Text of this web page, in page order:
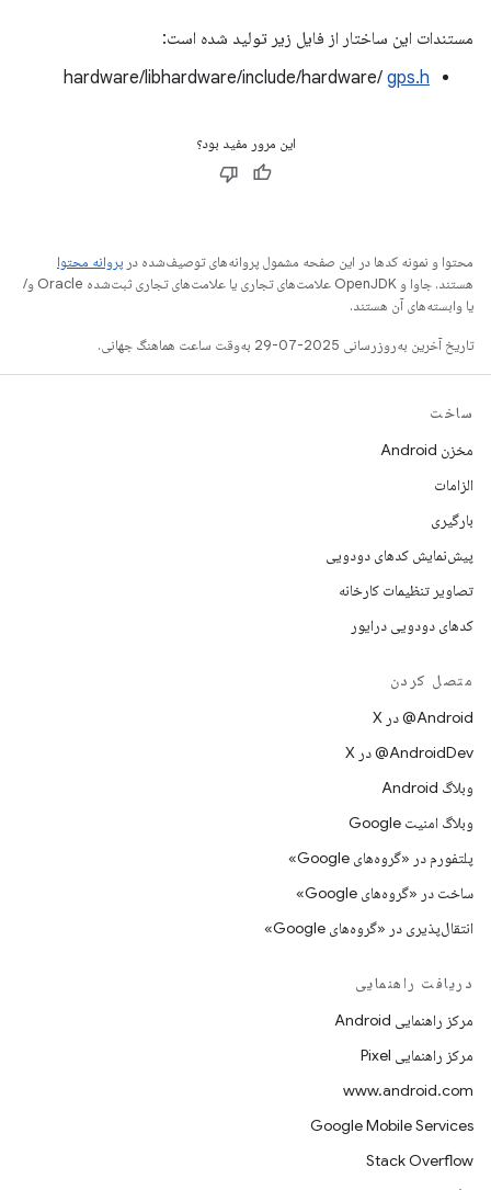
مستندات این ساختار از فایل زیر تولید شده است:
hardware/libhardware/include/hardware/ gps.h
این مرور مفید بود؟
محتوا و نمونه کدها در این صفحه مشمول پروانه‌های توصیف‌شده در پروانه محتوا
هستند. جاوا و OpenJDK علامت‌های تجاری یا علامت‌های تجاری ثبت‌شده Oracle و/
یا وابسته‌های آن هستند.
تاریخ آخرین به‌روزرسانی 2025-07-29 به‌وقت ساعت هماهنگ جهانی.
ساخت
مخزن Android
الزامات
بارگیری
پیش‌نمایش کدهای دودویی
تصاویر تنظیمات کارخانه
کدهای دودویی درایور
متصل کردن
‫‎@Android در X
‫‎@AndroidDev در X
وبلاگ Android
وبلاگ امنیت Google
پلتفورم در «گروه‌های Google»
ساخت در «گروه‌های Google»
انتقال‌پذیری در «گروه‌های Google»
دریافت راهنمایی
مرکز راهنمایی Android
مرکز راهنمایی Pixel
www.android.com
Google Mobile Services
Stack Overflow